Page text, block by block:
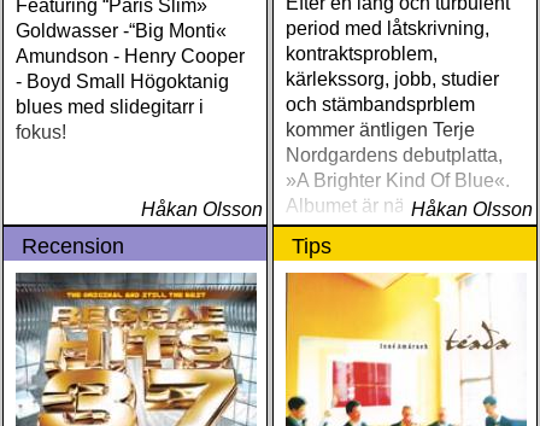
Featuring “Paris Slim»
Goldwasser -“Big Monti«
Amundson - Henry Cooper
- Boyd Small Högoktanig
blues med slidegitarr i
fokus!
Håkan Olsson
period med låtskrivning,
kontraktsproblem,
kärlekssorg, jobb, studier
och stämbandsprblem
kommer äntligen Terje
Nordgardens debutplatta,
»A Brighter Kind Of Blue«.
Albumet är nära, enkelt och
ärligt och handlar om
upplevelser och historier
från en ung mans liv
Håkan Olsson
Recension Tips